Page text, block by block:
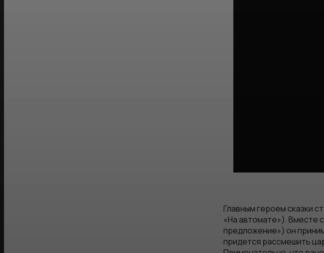
Главным героем сказки
«На автомате»). Вместе
предложение») он
придется рассмешить